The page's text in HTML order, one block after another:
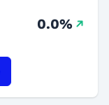
0.0%